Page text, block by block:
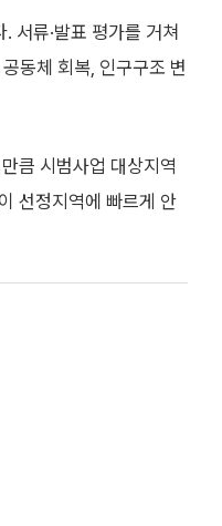
서류·발표 평가를 거쳐
동체 회복, 인구구조 변
큼 시범사업 대상지역
선정지역에 빠르게 안